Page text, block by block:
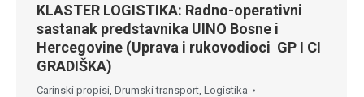
KLASTER LOGISTIKA: Radno-operativni
sastanak predstavnika UINO Bosne i
Hercegovine (Uprava i rukovodioci GP I CI
GRADIŠKA)
Carinski propisi Drumski transport Logistika